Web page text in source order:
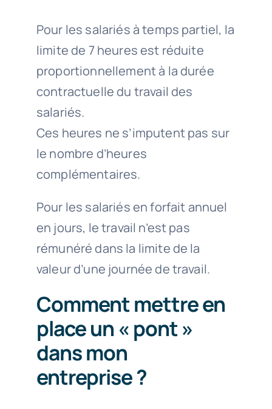
Pour les salariés à temps partiel, la
limite de 7 heures est réduite
proportionnellement à la durée
contractuelle du travail des
salariés.
Ces heures ne s’imputent pas sur
le nombre d’heures
complémentaires.
Pour les salariés en forfait annuel
en jours, le travail n’est pas
rémunéré dans la limite de la
valeur d’une journée de travail.
Comment mettre en
place un « pont »
dans mon
entreprise ?